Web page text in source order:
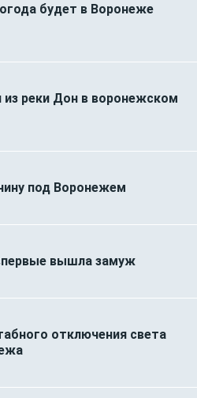
будет в Воронеже
реки Дон в воронежском
под Воронежем
вышла замуж
отключения света